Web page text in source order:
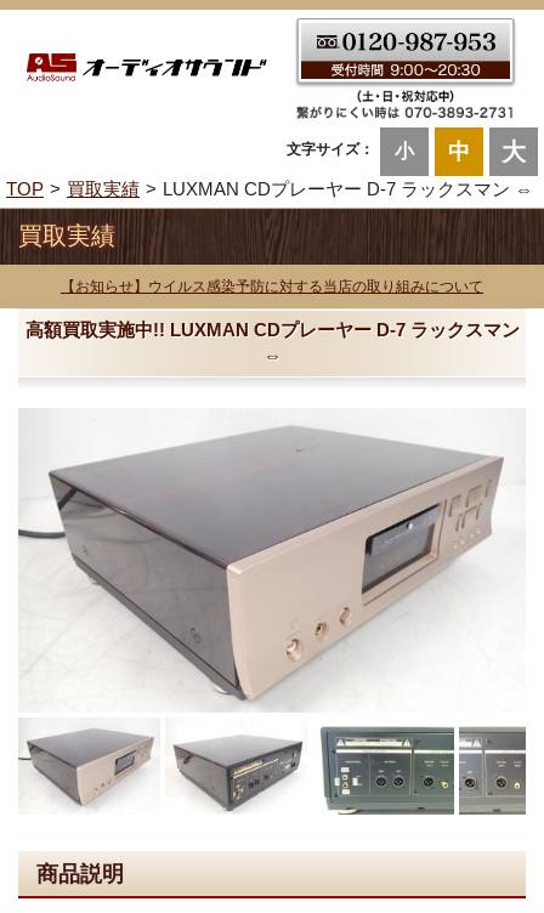
文字サイズ： 小 中 大
TOP 買取実績 LUXMAN CDプレーヤー D-7 ラックスマン ⇔
買取実績
【お知らせ】ウイルス感染予防に対する当店の取り組みについて
高額買取実施中!! LUXMAN CDプレーヤー D-7 ラックスマン
⇔
商品説明